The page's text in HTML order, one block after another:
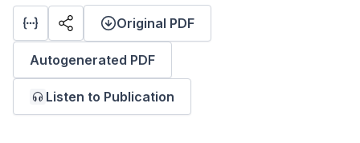
Original PDF
Autogenerated PDF
Listen to Publication